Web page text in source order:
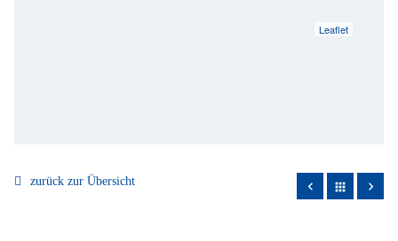
Leaflet
zurück zur Übersicht apps